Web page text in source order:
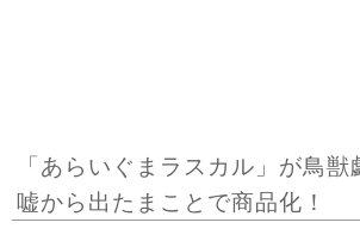
「あらいぐまラスカル」が鳥
嘘から出たまことで商品化！